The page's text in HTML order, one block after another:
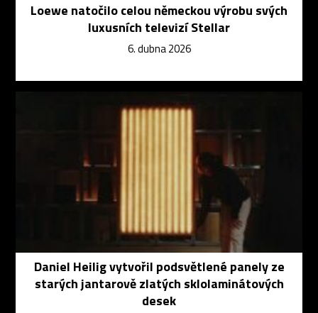
Loewe natočilo celou německou výrobu svých
luxusních televizí Stellar
6. dubna 2026
Daniel Heilig vytvořil podsvětlené panely ze
starých jantarově zlatých sklolaminátových
desek